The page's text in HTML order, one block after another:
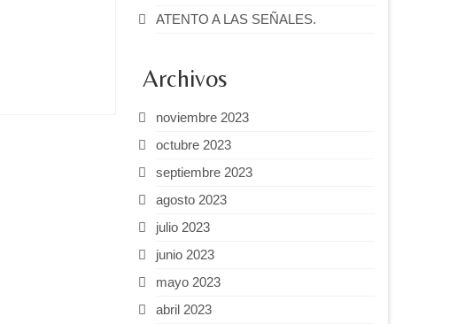
ATENTO A LAS SEÑALES.
Archivos
noviembre 2023
octubre 2023
septiembre 2023
agosto 2023
julio 2023
junio 2023
mayo 2023
abril 2023